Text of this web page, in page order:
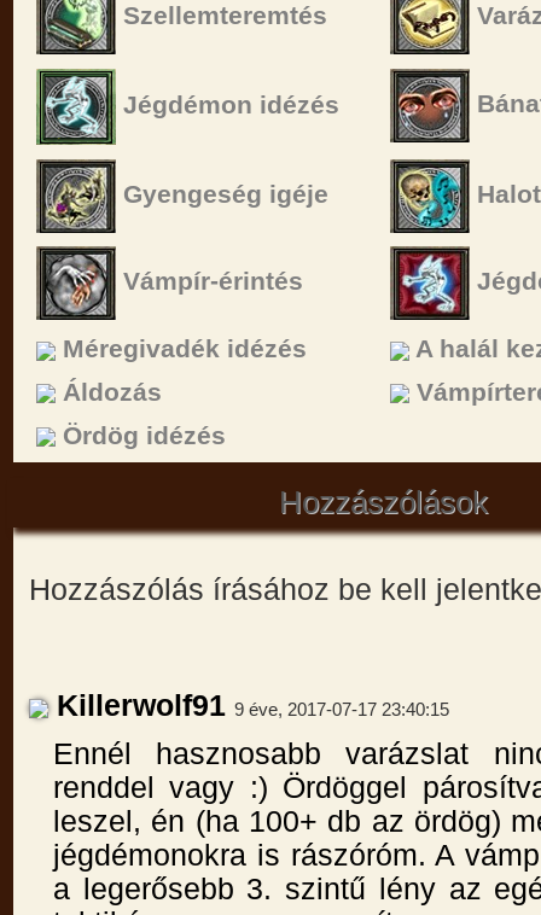
Szellemteremtés
Jégdémon idézés
Gyengeség igéje
Vámpír-érintés
Méregivadék idézés
A halál
Áldozás
Ördög idézés
Hozzászólások
Hozzászólás írásához be kell
Killerwolf91 9 éve, 2017-07-17 23:40:15
Ennél hasznosabb varázslat
renddel vagy :) Ördöggel
leszel, én (ha 100+ db az ördög)
jégdémonokra is rászóróm. A
a legerősebb 3. szintű lény az